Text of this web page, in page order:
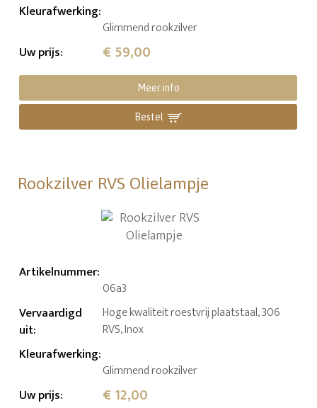
Kleurafwerking:
Glimmend rookzilver
Uw prijs: € 59,00
Meer info
Bestel
Rookzilver RVS Olielampje
Artikelnummer:
06a3
Vervaardigd
uit:
Hoge kwaliteit roestvrij plaatstaal, 306
RVS, Inox
Kleurafwerking:
Glimmend rookzilver
Uw prijs: € 12,00